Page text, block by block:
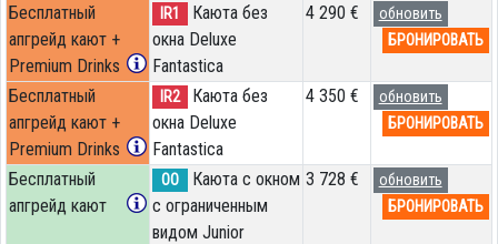
Бесплатный
апгрейд кают +
Premium Drinks
IR1
Каюта без
окна Deluxe
Fantastica
4 290 €
обновить
БРОНИРОВАТЬ
Бесплатный
апгрейд кают +
Premium Drinks
IR2
Каюта без
окна Deluxe
Fantastica
4 350 €
обновить
БРОНИРОВАТЬ
Бесплатный
апгрейд кают
OO
Каюта с окном
с ограниченным
видом Junior
3 728 €
обновить
БРОНИРОВАТЬ